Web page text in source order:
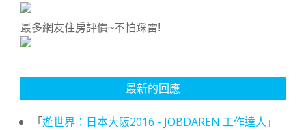
最多網友住房評價~不怕踩雷!
最新的回應
「遊世界：日本大阪2016 - JOBDAREN 工作達人 」